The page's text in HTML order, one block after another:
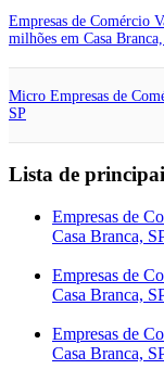
Empresas de Comércio
milhões em Casa
Micro Empresas de
SP
Lista de
Empresas de
Casa Branca,
Empresas de
Casa Branca,
Empresas de
Casa Branca,